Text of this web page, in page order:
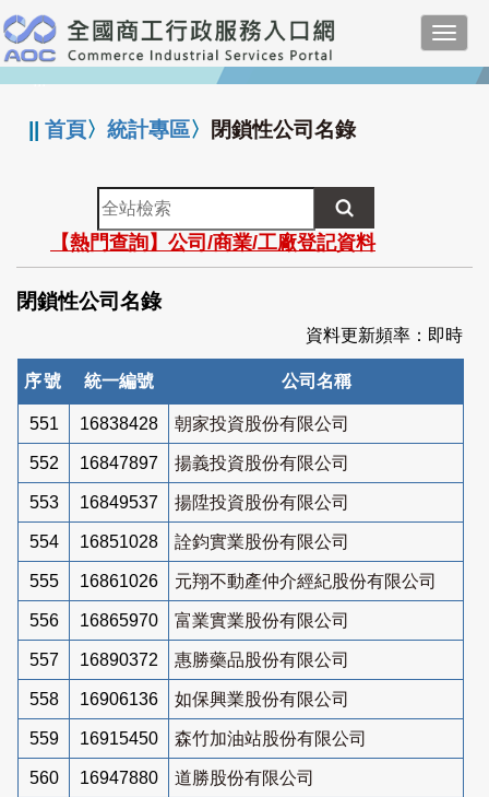
跳
到
主
要
:::
||首頁〉統計專區〉 閉鎖性公司名錄
全
站
檢
索
【熱門查詢】公司/商業/工廠登記資料
閉鎖性公司名錄
資料更新頻率：即時
序號 統一編號 公司名稱
551 16838428 朝家投資股份有限公司
552 16847897 揚義投資股份有限公司
553 16849537 揚陞投資股份有限公司
554 16851028 詮鈞實業股份有限公司
555 16861026 元翔不動產仲介經紀股份有限公司
556 16865970 富業實業股份有限公司
557 16890372 惠勝藥品股份有限公司
558 16906136 如保興業股份有限公司
559 16915450 森竹加油站股份有限公司
560 16947880 道勝股份有限公司